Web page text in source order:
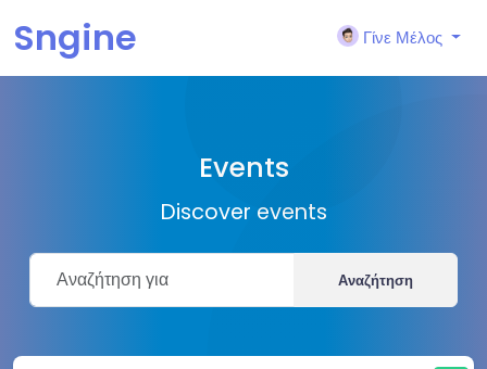
Sngine Γίνε Μέλος
Events
Discover events
Αναζήτηση